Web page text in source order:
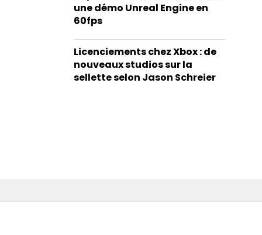
une démo Unreal Engine en
60fps
Licenciements chez Xbox : de
nouveaux studios sur la
sellette selon Jason Schreier